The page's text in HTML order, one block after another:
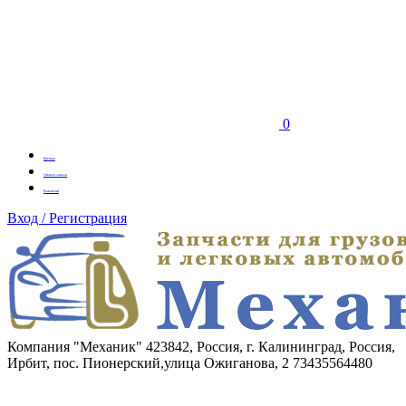
0
Бренды
Оплата заказа
Вакансии
Вход / Регистрация
Компания "Механик" 423842, Россия, г. Калининград, Россия,
Ирбит, пос. Пионерский,улица Ожиганова, 2 73435564480